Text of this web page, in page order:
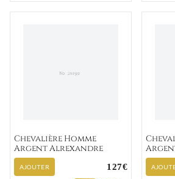
Chevalière Homme
Argent Alrexandre
AJOUTER 127€